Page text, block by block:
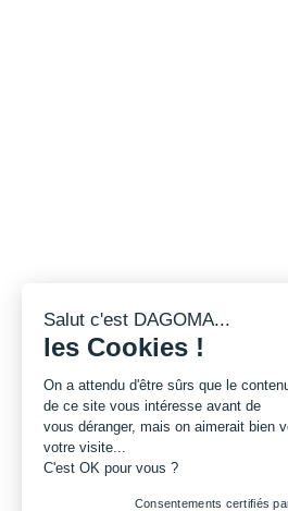
Découvrez le
Salut c'est DAGOMA...
les Cookies !
On a attendu d'être sûrs que le
de ce site vous intéresse avant de
vous déranger, mais on aimerait bien
votre visite...
C'est OK pour vous ?
Consentements certifiés